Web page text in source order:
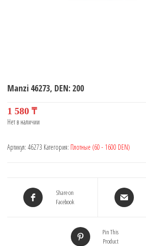
Manzi 46273, DEN: 200
1 580 ₸
Нет в наличии
Артикул: 46273 Категория: Плотные (60 - 1600 DEN)
Share on
Facebook
Pin This
Product